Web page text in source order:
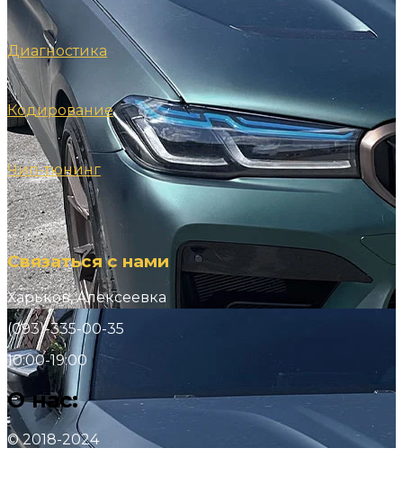
Диагностика
Кодирование
Чип-тюнинг
Cвязаться с нами
Харьков, Алексеевка
(093)-335-00-35
10:00-19:00
О нас:
© 2018-2024